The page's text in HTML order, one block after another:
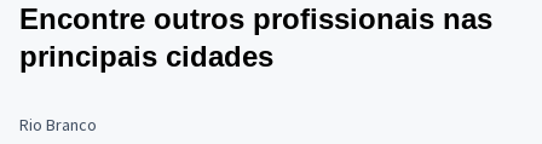
Encontre outros profissionais nas
principais cidades
Rio Branco